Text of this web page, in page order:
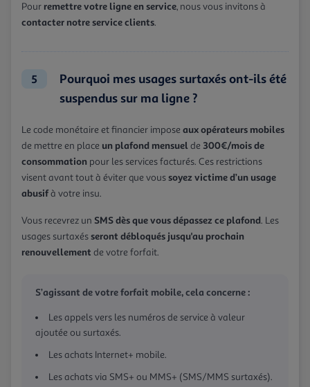
Pour remettre votre ligne en service, nous vous invitons à
contacter notre service clients.
5
Pourquoi mes usages surtaxés ont-ils été
suspendus sur ma ligne ?
Le code monétaire et financier impose aux opérateurs mobiles
de mettre en place un plafond mensuelde 300€/mois de
consommation pour les services facturés. Ces restrictions
visent avant tout à éviter que voussoyez victime d’un usage
abusifà votre insu.
Vous recevrez un SMS dès que vous dépassez ce plafond. Les
usages surtaxésseront débloqués jusqu'au prochain
renouvellement de votre forfait.
S’agissant de votre forfait mobile, cela concerne :
Les appels vers les numéros de service à valeur
ajoutée ou surtaxés.
Les achats Internet+ mobile.
Les achats via SMS+ ou MMS+ (SMS/MMS surtaxés).